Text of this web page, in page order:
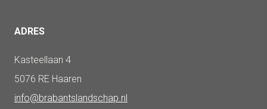
ADRES
Kasteellaan 4
5076 RE Haaren
info@brabantslandschap.nl